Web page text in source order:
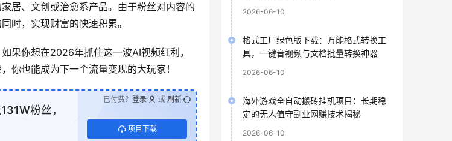
居、文创或治愈系产品。由于粉丝对内容的
时，实现财富的快速积累。
果你想在2026年抓住这一波AI视频红利，
你也能成为下一个流量变现的大玩家！
粉丝，
项目下载
已付费？ 登录 或 刷新
2026-06-10
格式工厂绿色版下载：万能格式转换工
具，一键音视频与文档批量转换神器
2026-06-10
海外游戏全自动搬砖挂机项目：长期稳
定的无人值守副业网赚技术揭秘
2026-06-10